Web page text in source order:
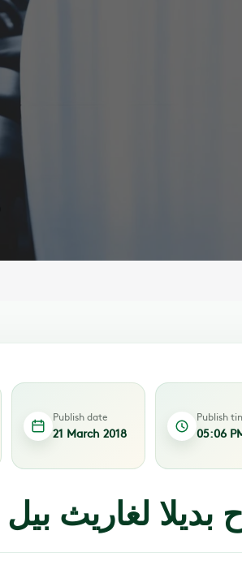
Publish date
21 March 2018
Publish
05:06
لغاريث